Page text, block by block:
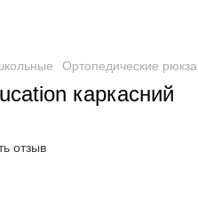
Ортопедические
каркасний
отзыв